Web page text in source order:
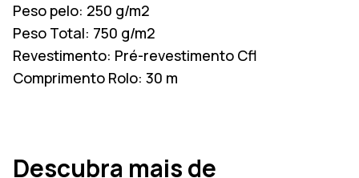
Peso pelo: 250 g/m2
Peso Total: 750 g/m2
Revestimento: Pré-revestimento Cfl
Comprimento Rolo: 30 m
Descubra mais de